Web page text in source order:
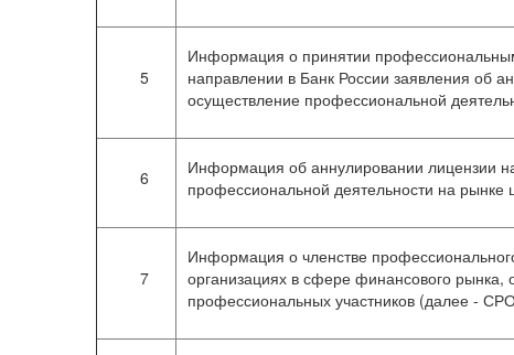
5
Информация о принятии
направлении в Банк России заявления об
осуществление профессиональной
6
Информация об аннулировании лицензии
профессиональной деятельности на рынке
7
Информация о членстве
организациях в сфере финансового
профессиональных участников (далее -